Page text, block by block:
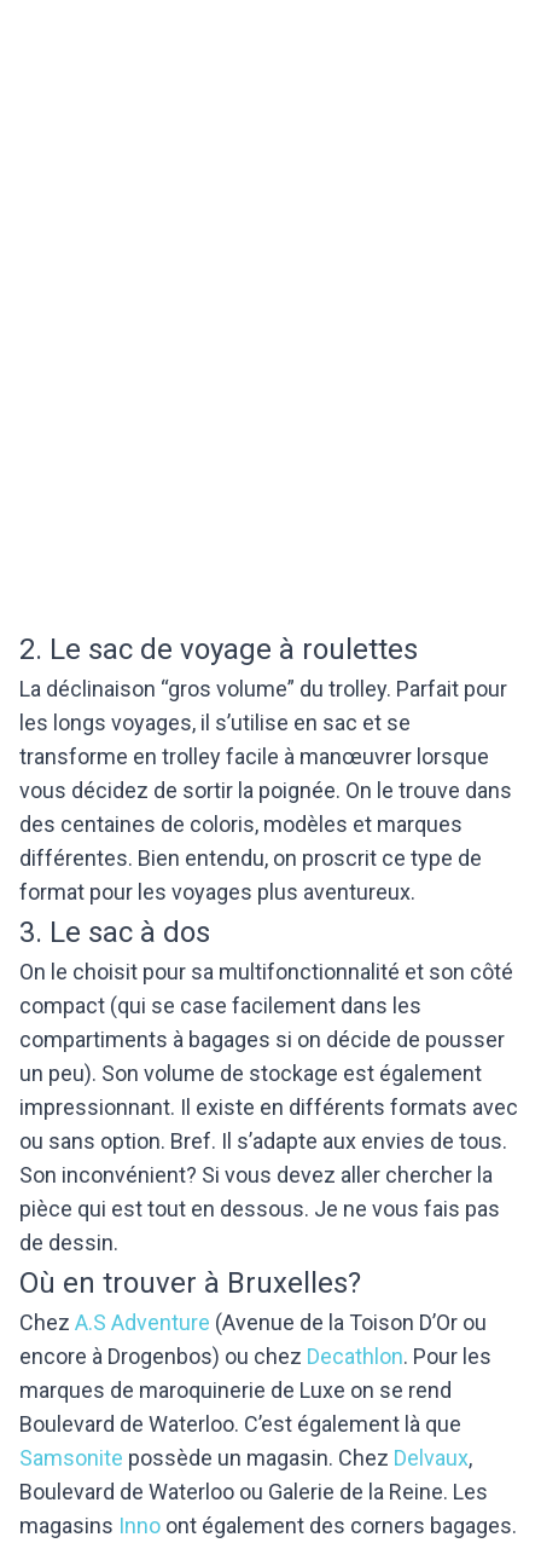
2. Le sac de voyage à roulettes
La déclinaison “gros volume” du trolley. Parfait pour
les longs voyages, il s’utilise en sac et se
transforme en trolley facile à manœuvrer lorsque
vous décidez de sortir la poignée. On le trouve dans
des centaines de coloris, modèles et marques
différentes. Bien entendu, on proscrit ce type de
format pour les voyages plus aventureux.
3. Le sac à dos
On le choisit pour sa multifonctionnalité et son côté
compact (qui se case facilement dans les
compartiments à bagages si on décide de pousser
un peu). Son volume de stockage est également
impressionnant. Il existe en différents formats avec
ou sans option. Bref. Il s’adapte aux envies de tous.
Son inconvénient? Si vous devez aller chercher la
pièce qui est tout en dessous. Je ne vous fais pas
de dessin.
Où en trouver à Bruxelles?
Chez A.S Adventure (Avenue de la Toison D’Or ou
encore à Drogenbos) ou chez Decathlon. Pour les
marques de maroquinerie de Luxe on se rend
Boulevard de Waterloo. C’est également là que
Samsonite possède un magasin. Chez Delvaux,
Boulevard de Waterloo ou Galerie de la Reine. Les
magasins Inno ont également des corners bagages.